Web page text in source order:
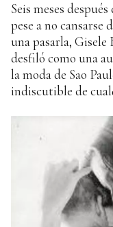
Seis meses
pese a no cansarse
una pasarla, Gisele
desfiló como una
la moda de Sao
indiscutible de